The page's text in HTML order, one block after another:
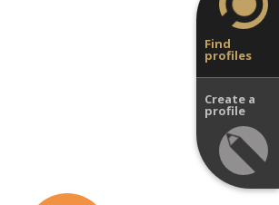
Find
profiles
Create a
profile